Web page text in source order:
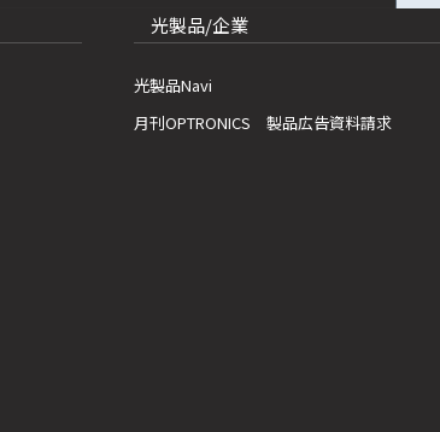
光製品/企業
光製品Navi
月刊OPTRONICS 製品広告資料請求